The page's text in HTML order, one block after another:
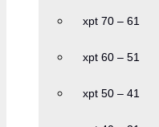
xpt 70 – 61
xpt 60 – 51
xpt 50 – 41